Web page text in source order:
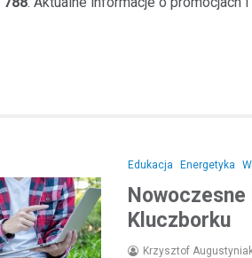
Edukacja Energetyka
Kluczborku
Krzysztof